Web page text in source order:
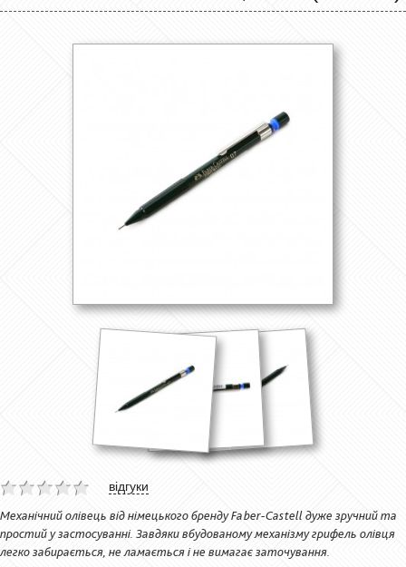
відгуки
Механічний олівець від німецького бренду Faber-Castell дуже зручний та
простий у застосуванні. Завдяки вбудованому механізму грифель олівця
легко забирається, не ламається і не вимагає заточування.